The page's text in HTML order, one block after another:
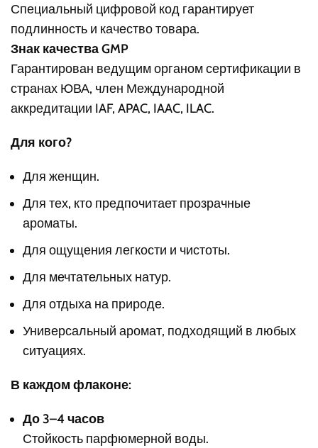
Специальный цифровой код гарантирует
подлинность и качество товара.
Знак качества GMP
Гарантирован ведущим органом сертификации в
странах ЮВА, член Международной
аккредитации IAF, APAC, IAAC, ILAC.
Для кого?
Для женщин.
Для тех, кто предпочитает прозрачные
ароматы.
Для ощущения легкости и чистоты.
Для мечтательных натур.
Для отдыха на природе.
Универсальный аромат, подходящий в любых
ситуациях.
В каждом флаконе:
До 3–4 часов
Стойкость парфюмерной воды.